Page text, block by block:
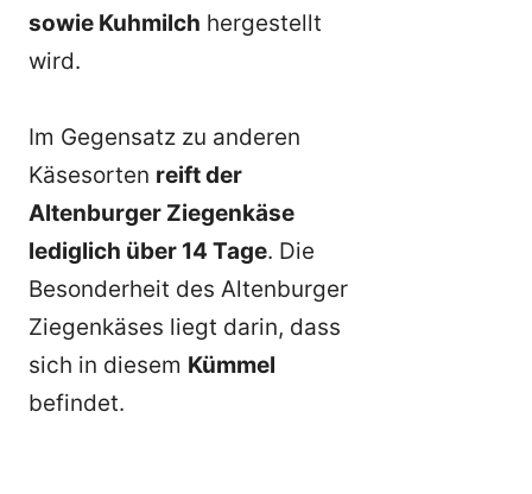
sowie Kuhmilch hergestellt
wird.
Im Gegensatz zu anderen
Käsesorten reift der
Altenburger Ziegenkäse
lediglich über 14 Tage. Die
Besonderheit des Altenburger
Ziegenkäses liegt darin, dass
sich in diesem Kümmel
befindet.